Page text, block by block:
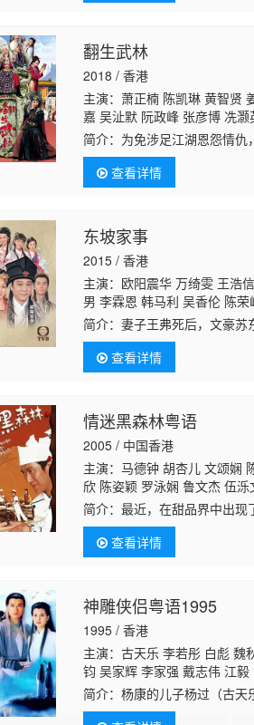
翻生武林
2018 / 香港
主演：萧正楠 陈凯琳 黄智贤
嘉 吴沚默 阮政峰 张彦博 冼
纵 游莨维 郑世豪 陈婉婷 潘
桂芳 蔡国庆 杜大伟 陈建文
芷伦 苏恩磁 范文雅 陈华鑫
简介： 为免涉足江湖恩怨情
龙为重夺旧爱艾冰冰 (汤洛雯
查看详情
东坡家事
2015 / 香港
主演：欧阳震华 万绮雯 王浩
男 李霖恩 韩马利 吴香伦 陈
谦 利颖怡 林宥乔李丽丽容天
简介：妻子王弗死后，文豪苏
坡一往情深，但苏东坡只当做
为了维护苏东
查看详情
情迷黑森林粤语
2005 / 中国香港
主演：马德钟 胡杏儿 文颂娴
欣 陈姿颖 罗泳娴 鲁文杰 伍
生 朱咪咪 李思捷 郭德信 李
简介：最近，在甜品界中出现
“蛋糕罗宾汉”，但却没有人知
就拥有查看详情
神雕侠侣粤语1995
1995 / 香港
主演：古天乐 李若彤 白彪 魏
钧 吴家辉 李家强 戴志伟 江
江李丽丽陈启泰 蔡云霞 李桂
持 马海伦 蔡国庆 鲁振顺 焦
简介：杨康的儿子杨过（古天
习。杨过在桃花岛上整日被郭